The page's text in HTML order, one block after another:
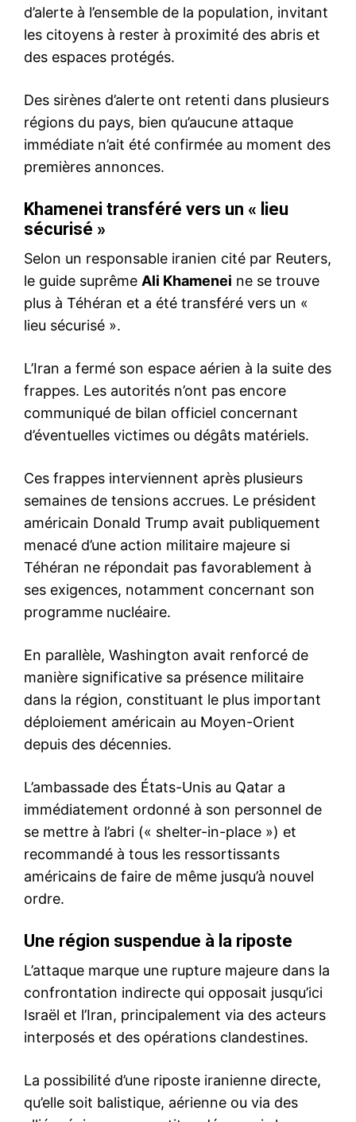
d’alerte à l’ensemble de la population, invitant
les citoyens à rester à proximité des abris et
des espaces protégés.
Des sirènes d’alerte ont retenti dans plusieurs
régions du pays, bien qu’aucune attaque
immédiate n’ait été confirmée au moment des
premières annonces.
Khamenei transféré vers un « lieu
sécurisé »
Selon un responsable iranien cité par Reuters,
le guide suprême Ali Khamenei ne se trouve
plus à Téhéran et a été transféré vers un «
lieu sécurisé ».
L’Iran a fermé son espace aérien à la suite des
frappes. Les autorités n’ont pas encore
communiqué de bilan officiel concernant
d’éventuelles victimes ou dégâts matériels.
Ces frappes interviennent après plusieurs
semaines de tensions accrues. Le président
américain Donald Trump avait publiquement
menacé d’une action militaire majeure si
Téhéran ne répondait pas favorablement à
ses exigences, notamment concernant son
programme nucléaire.
En parallèle, Washington avait renforcé de
manière significative sa présence militaire
dans la région, constituant le plus important
déploiement américain au Moyen-Orient
depuis des décennies.
L’ambassade des États-Unis au Qatar a
immédiatement ordonné à son personnel de
se mettre à l’abri (« shelter-in-place ») et
recommandé à tous les ressortissants
américains de faire de même jusqu’à nouvel
ordre.
Une région suspendue à la riposte
L’attaque marque une rupture majeure dans la
confrontation indirecte qui opposait jusqu’ici
Israël et l’Iran, principalement via des acteurs
interposés et des opérations clandestines.
La possibilité d’une riposte iranienne directe,
qu’elle soit balistique, aérienne ou via des